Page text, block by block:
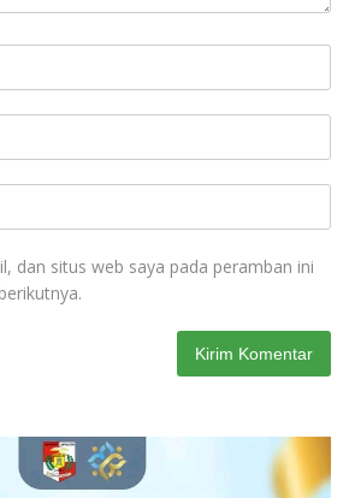
dan situs web saya pada peramban ini